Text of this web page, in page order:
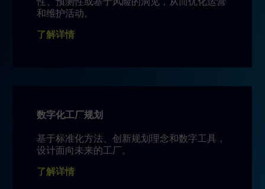
性、预测性或基于风险的洞见，从而优化运营
和维护活动。
了解详情
数字化工厂规划
基于标准化方法、创新规划理念和数字工具，
设计面向未来的工厂。
了解详情